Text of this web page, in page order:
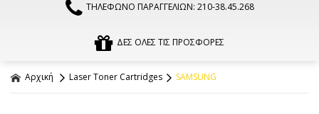
ΤΗΛΕΦΩΝΟ ΠΑΡΑΓΓΕΛΙΩΝ: 210-38.45.268
ΔΕΣ ΟΛΕΣ ΤΙΣ ΠΡΟΣΦΟΡΕΣ
Αρχική Laser Toner Cartridges SAMSUNG